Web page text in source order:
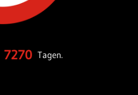
7270 Tagen.